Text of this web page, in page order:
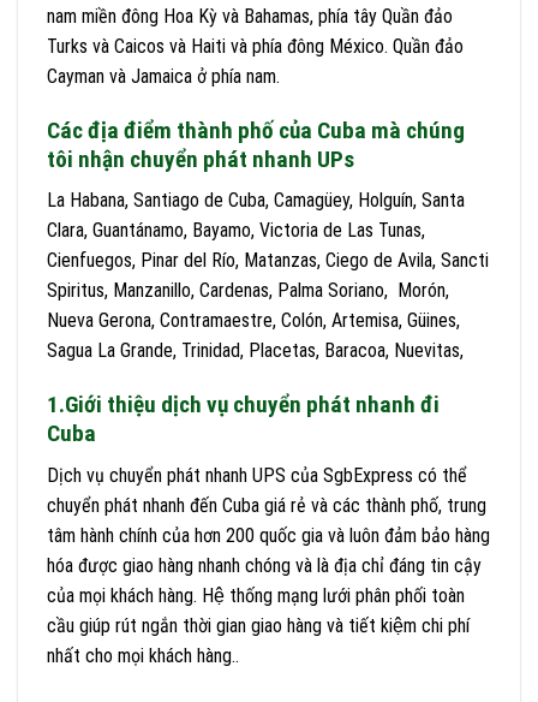
nam miền đông Hoa Kỳ và Bahamas, phía tây Quần đảo
Turks và Caicos và Haiti và phía đông México. Quần đảo
Cayman và Jamaica ở phía nam.
Các địa điểm thành phố của Cuba mà chúng
tôi nhận chuyển phát nhanh UPs
La Habana, Santiago de Cuba, Camagüey, Holguín, Santa
Clara, Guantánamo, Bayamo, Victoria de Las Tunas,
Cienfuegos, Pinar del Río, Matanzas, Ciego de Avila, Sancti
Spiritus, Manzanillo, Cardenas, Palma Soriano, Morón,
Nueva Gerona, Contramaestre, Colón, Artemisa, Güines,
Sagua La Grande, Trinidad, Placetas, Baracoa, Nuevitas,
1.Giới thiệu dịch vụ chuyển phát nhanh đi
Cuba
Dịch vụ chuyển phát nhanh UPS của SgbExpress có thể
chuyển phát nhanh đến Cuba giá rẻ và các thành phố, trung
tâm hành chính của hơn 200 quốc gia và luôn đảm bảo hàng
hóa được giao hàng nhanh chóng và là địa chỉ đáng tin cậy
của mọi khách hàng. Hệ thống mạng lưới phân phối toàn
cầu giúp rút ngắn thời gian giao hàng và tiết kiệm chi phí
nhất cho mọi khách hàng..